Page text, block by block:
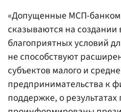
«Допущенные МСП-банком
сказываются на создании
благоприятных условий
не способствуют
субъектов малого и
предпринимательства к
поддержке, о